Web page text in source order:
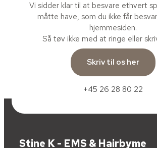
Vi sidder klar til at besvare ethvert
måtte have, som du ikke får
hjemmesiden.
Så tøv ikke med at ringe eller
Skriv til os her
+45 26 28 80 22
Stine K - EMS & Hairbyme